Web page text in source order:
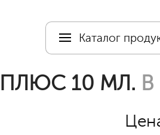
Каталог
10 МЛ.